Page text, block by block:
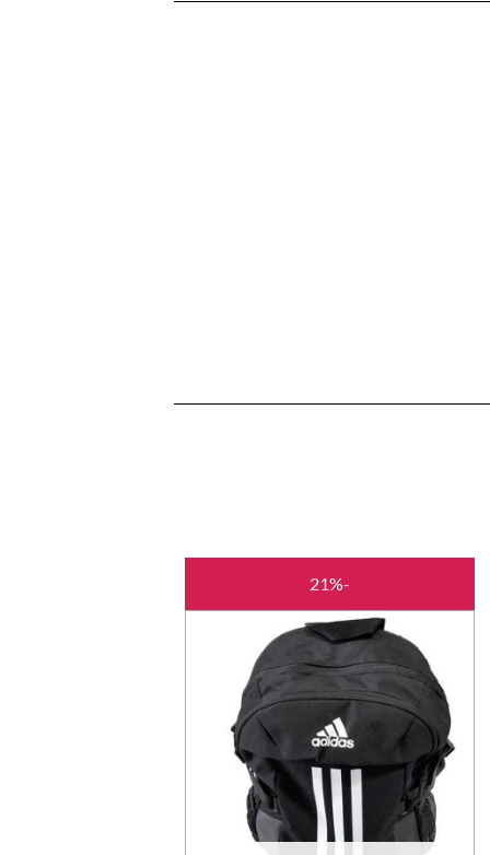
-21%
המקורי
היה:
₪240.00.
הוא: